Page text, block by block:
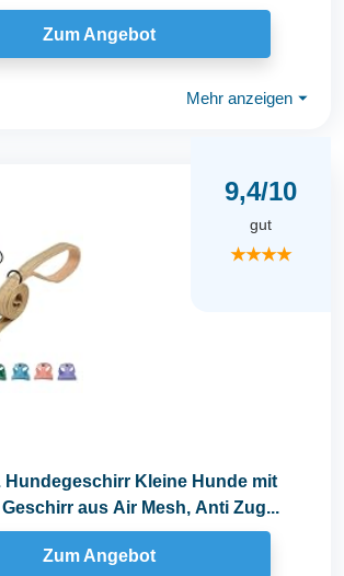
Zum Angebot
Mehr anzeigen ⏷
9,4/10
gut
★★★★
Hundegeschirr Kleine Hunde mit
aus Air Mesh, Anti Zug...
Zum Angebot